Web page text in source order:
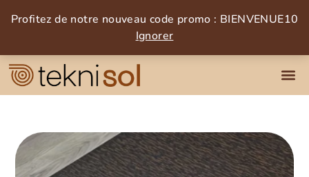
Profitez de notre nouveau code promo : BIENVENUE10
Ignorer